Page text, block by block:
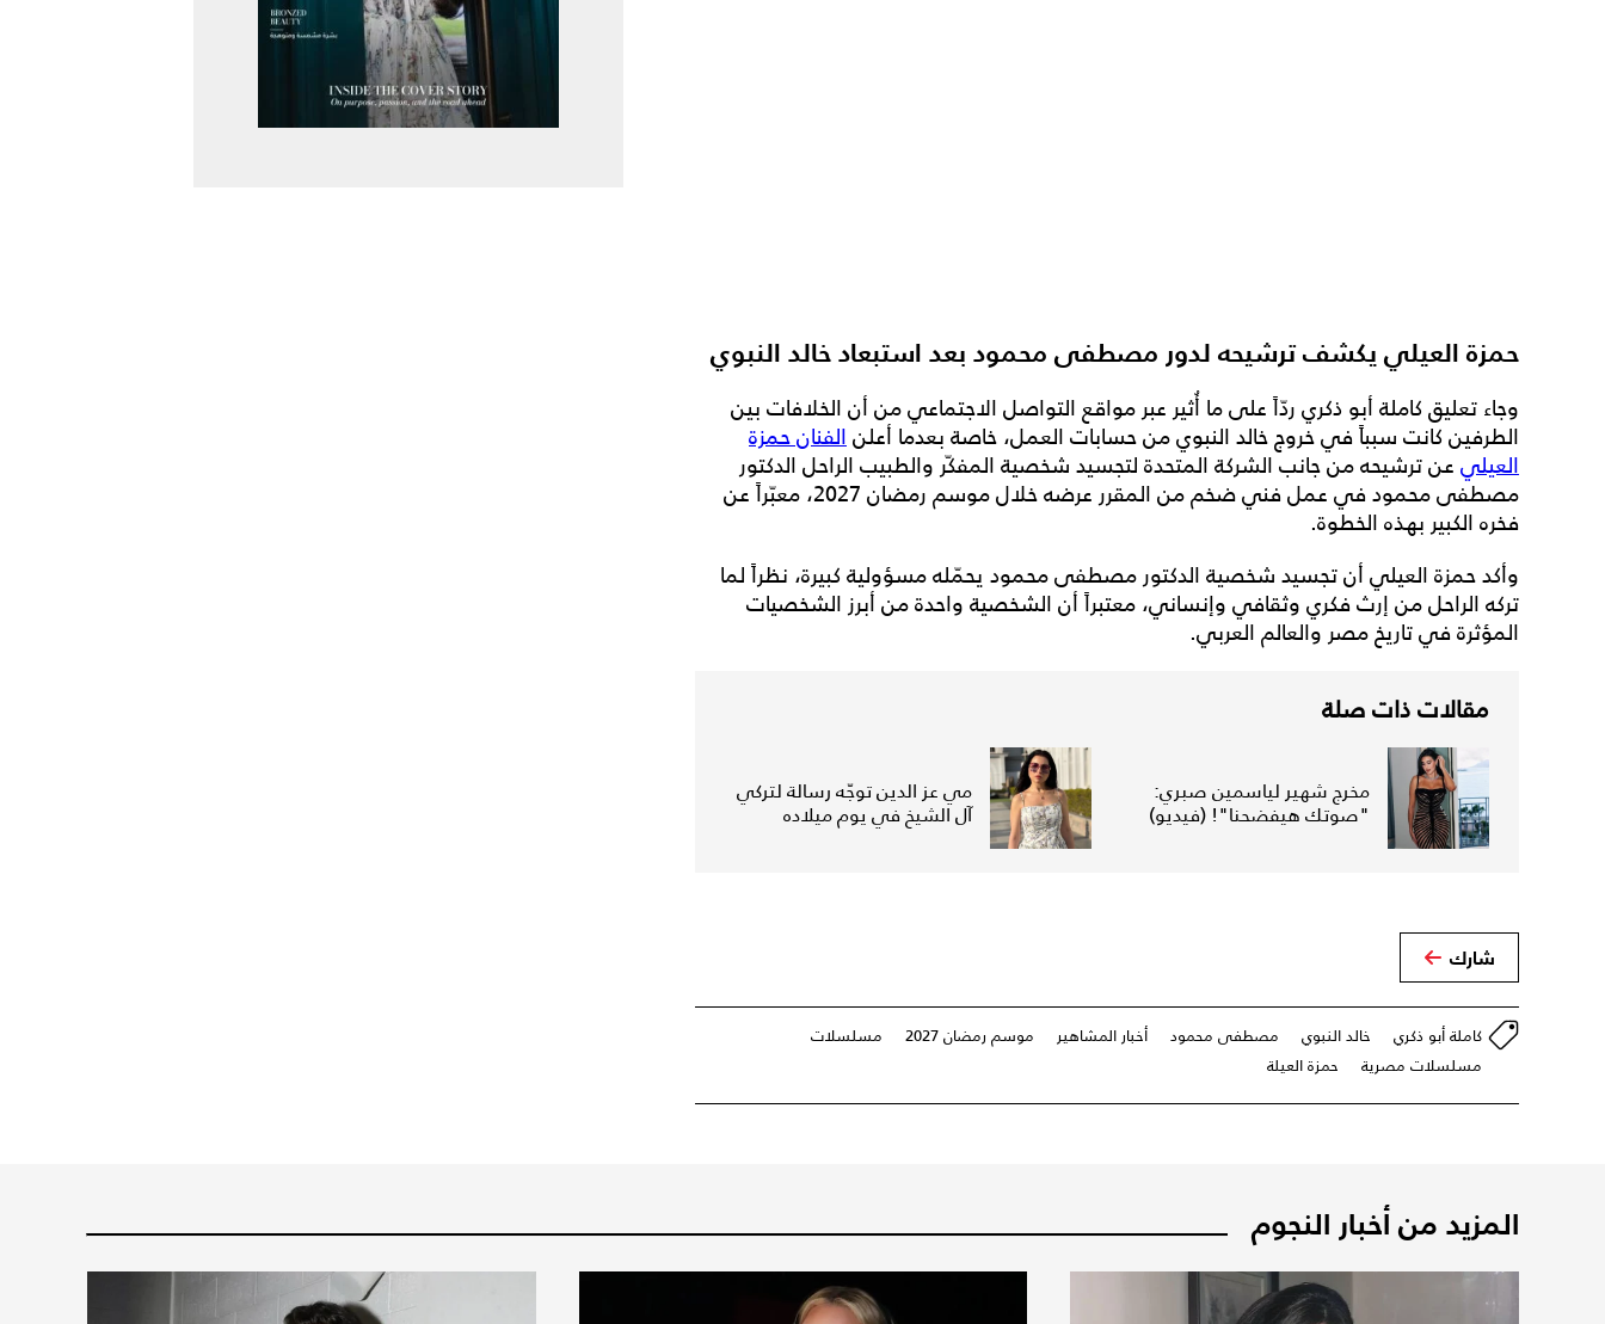
حمزة العيلي يكشف ترشيحه لدور مصطفى محمود بعد استبعاد خالد النبوي
وجاء تعليق كاملة أبو ذكري ردّاً على ما أُثير عبر مواقع التواصل الاجتماعي من أن الخلافات بين
الطرفين كانت سبباً في خروج خالد النبوي من حسابات العمل، خاصة بعدما أعلن الفنان حمزة
العيلي عن ترشيحه من جانب الشركة المتحدة لتجسيد شخصية المفكّر والطبيب الراحل الدكتور
مصطفى محمود في عمل فني ضخم من المقرر عرضه خلال موسم رمضان 2027، معبّراً عن
فخره الكبير بهذه الخطوة.
وأكد حمزة العيلي أن تجسيد شخصية الدكتور مصطفى محمود يحمّله مسؤولية كبيرة، نظراً لما
تركه الراحل من إرث فكري وثقافي وإنساني، معتبراً أن الشخصية واحدة من أبرز الشخصيات
المؤثرة في تاريخ مصر والعالم العربي.
مقالات ذات صلة
مخرج شهير لياسمين صبري:
"صوتك هيفضحنا"! (فيديو)
مي عز الدين توجّه رسالة لتركي
آل الشيخ في يوم ميلاده
شارك
كاملة أبو ذكري خالد النبوي مصطفى محمود أخبار المشاهير موسم رمضان 2027
مسلسلات
مسلسلات مصرية
حمزة العيلة
المزيد من أخبار النجوم